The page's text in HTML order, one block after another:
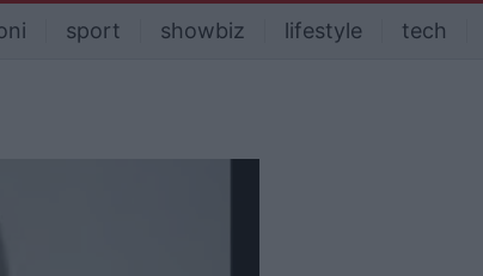
sport showbiz lifestyle tech